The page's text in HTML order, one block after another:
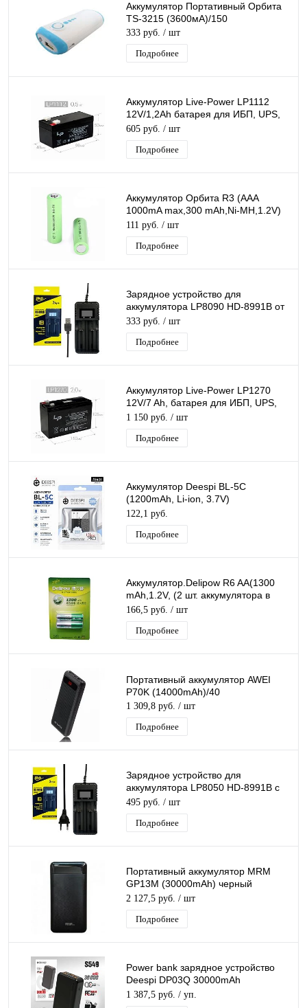
Аккумулятор Портативный Орбита
TS-3215 (3600мА)/150
333 руб. / шт
Подробнее
Аккумулятор Live-Power LP1112
12V/1,2Ah батарея для ИБП, UPS,
свинцово-кислотный (97*44*59mm)
605 руб. / шт
Подробнее
Аккумулятор Орбита R3 (AAA
1000mA max,300 mAh,Ni-MH,1.2V)
перезаряжаемая Батарейка
мизинчиковая 1ШТ.
111 руб. / шт
Подробнее
Зарядное устройство для
аккумулятора LP8090 HD-8991B от
USB, с LCD дисплеем
(26650/18650) на 2-слота
333 руб. / шт
Подробнее
Аккумулятор Live-Power LP1270
12V/7 Ah, батарея для ИБП, UPS,
свинцово-кислотный
(150*65*105mm)
1 150 руб. / шт
Подробнее
Аккумулятор Deespi BL-5C
(1200mAh, Li-ion, 3.7V)
перезаряжаемая литий-ионная
Батарея
122,1 руб.
Подробнее
Аккумулятор.Delipow R6 AA(1300
mAh,1.2V, (2 шт. аккумулятора в
блистере) BP-2 цена за 1 ШТ.
166,5 руб. / шт
Подробнее
Портативный аккумулятор AWEI
P70K (14000mAh)/40
1 309,8 руб. / шт
Подробнее
Зарядное устройство для
аккумулятора LP8050 HD-8991B с
LCD дисплеем
(26650/18650/14500) на 2-слота
495 руб. / шт
Подробнее
Портативный аккумулятор MRM
GP13M (30000mAh) черный
PowerBank
2 127,5 руб. / шт
Подробнее
Power bank зарядное устройство
Deespi DP03Q 30000mAh
PD20W/QC3.0/Fast 22.5W
1 387,5 руб. / уп.